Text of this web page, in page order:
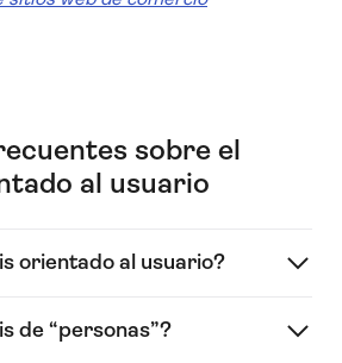
sobre el
al usuario
orientado al usuario?
de “personas”?